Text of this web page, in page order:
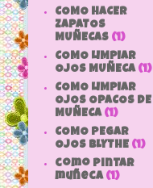
COMO HACER
ZAPATOS
MUÑECAS (1)
COMO LIMPIAR
OJOS MUÑECA (1)
COMO LIMPIAR
OJOS OPACOS DE
MUÑECA (1)
COMO PEGAR
OJOS BLYTHE (1)
como pintar
muñeca (1)